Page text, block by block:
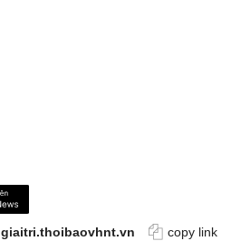
giaitri.thoibaovhnt.vn copy link